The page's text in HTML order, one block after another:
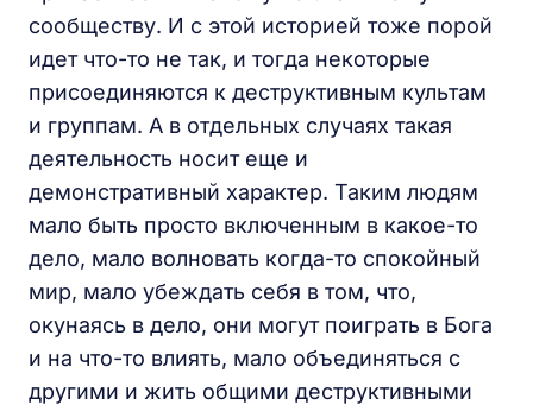
сообществу. И с этой историей тоже порой
идет что-то не так, и тогда некоторые
присоединяются к деструктивным культам
и группам. А в отдельных случаях такая
деятельность носит еще и
демонстративный характер. Таким людям
мало быть просто включенным в какое-то
дело, мало волновать когда-то спокойный
мир, мало убеждать себя в том, что,
окунаясь в дело, они могут поиграть в Бога
и на что-то влиять, мало объединяться с
другими и жить общими деструктивными